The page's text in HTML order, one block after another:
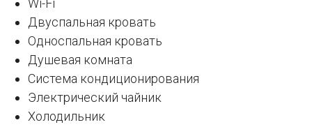
Wi-Fi
Двуспальная кровать
Односпальная кровать
Душевая комната
Система кондиционирования
Электрический чайник
Холодильник